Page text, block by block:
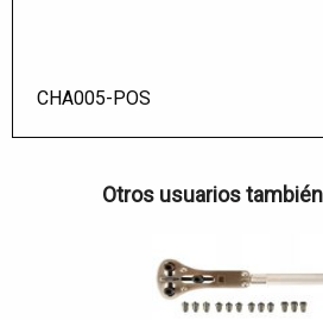
CHA005-POS
Otros usuarios